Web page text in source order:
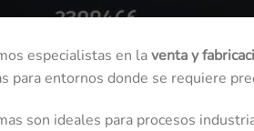
especialistas en laventa y
para entornos donde se requiere
son ideales para procesos